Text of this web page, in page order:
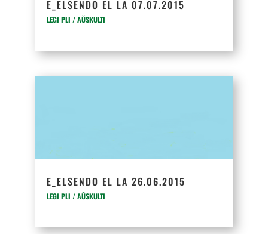
E_ELSENDO EL LA 07.07.2015
LEGI PLI / AŬSKULTI
E_ELSENDO EL LA 26.06.2015
LEGI PLI / AŬSKULTI